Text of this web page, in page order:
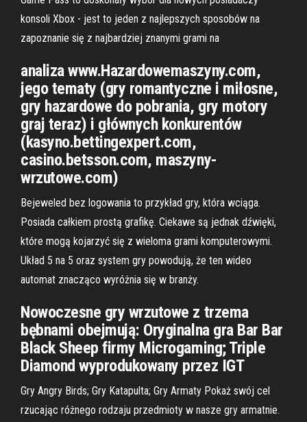
konsoli Xbox - jest to jeden z najlepszych sposobów na
zapoznanie się z najbardziej znanymi grami na
analiza www.Hazardowemaszyny.com,
jego tematy (gry romantyczne i miłosne,
gry hazardowe do pobrania, gry motory
graj teraz) i głównych konkurentów
(kasyno.bettingexpert.com,
casino.betsson.com, maszyny-
wrzutowe.com)
Bejeweled bez logowania to przykład gry, która wciąga.
Posiada całkiem prostą grafikę. Ciekawe są jednak dźwięki,
które mogą kojarzyć się z wieloma grami komputerowymi.
Układ 5 na 5 oraz system gry powodują, że ten wideo
automat znacząco wyróżnia się w branży.
Nowoczesne gry wrzutowe z trzema
bębnami obejmują: Oryginalna gra Bar Bar
Black Sheep firmy Microgaming; Triple
Diamond wyprodukowany przez IGT
Gry Angry Birds; Gry Katapulta; Gry Armaty Pokaż swój cel
rzucając różnego rodzaju przedmioty w nasze gry armatnie.